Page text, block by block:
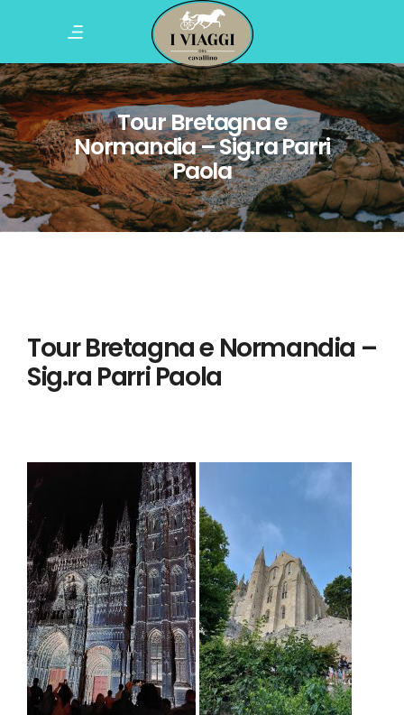
Tour Bretagna e
Normandia – Sig.ra Parri
Paola
Tour Bretagna e Normandia –
Sig.ra Parri Paola